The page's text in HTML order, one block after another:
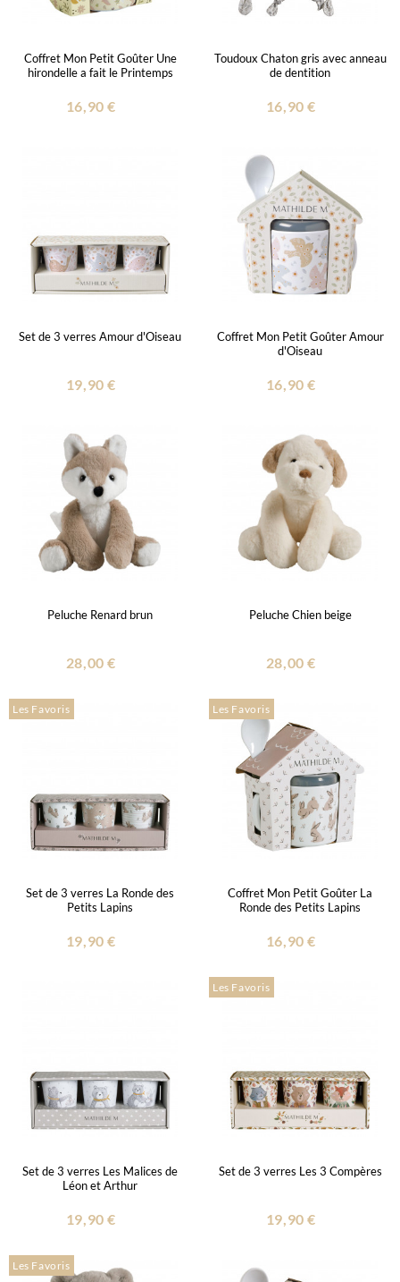
Coffret Mon Petit Goûter Une
hirondelle a fait le Printemps
16,90 €
Toudoux Chaton gris avec anneau
de dentition
16,90 €
Set de 3 verres Amour d'Oiseau
19,90 €
Coffret Mon Petit Goûter Amour
d'Oiseau
16,90 €
Peluche Renard brun
28,00 €
Peluche Chien beige
28,00 €
Les Favoris
Set de 3 verres La Ronde des
Petits Lapins
19,90 €
Les Favoris
Coffret Mon Petit Goûter La
Ronde des Petits Lapins
16,90 €
Set de 3 verres Les Malices de
Léon et Arthur
19,90 €
Les Favoris
Set de 3 verres Les 3 Compères
19,90 €
Les Favoris